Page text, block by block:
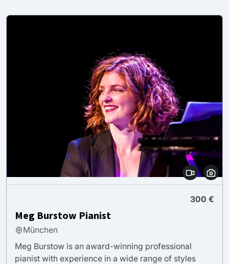
300 €
Meg Burstow Pianist
München
Meg Burstow is an award-winning professional
pianist with experience in a wide range of styles